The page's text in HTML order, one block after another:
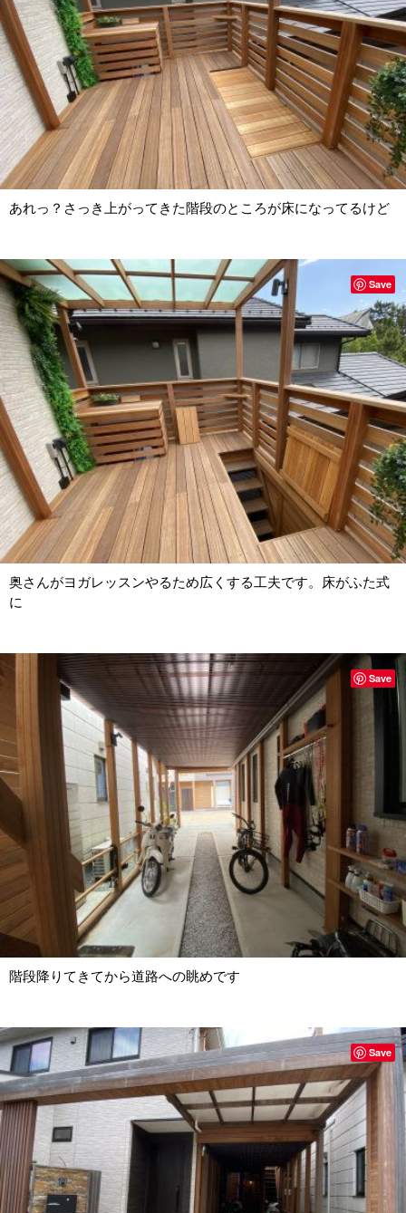
あれっ？さっき上がってきた階段のところが床になってるけど
奥さんがヨガレッスンやるため広くする工夫です。床がふた式
に
Save
階段降りてきてから道路への眺めです
Save
Save